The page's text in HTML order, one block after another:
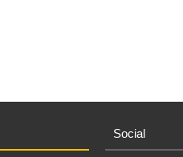
Social